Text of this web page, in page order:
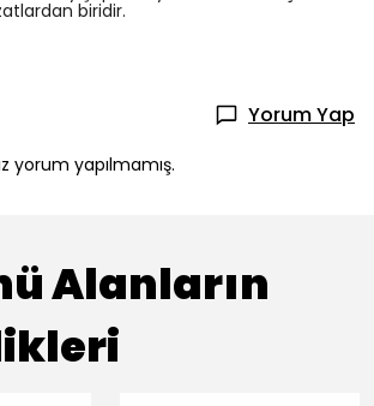
biridir.
Yorum Yap
yorum yapılmamış.
Alanların